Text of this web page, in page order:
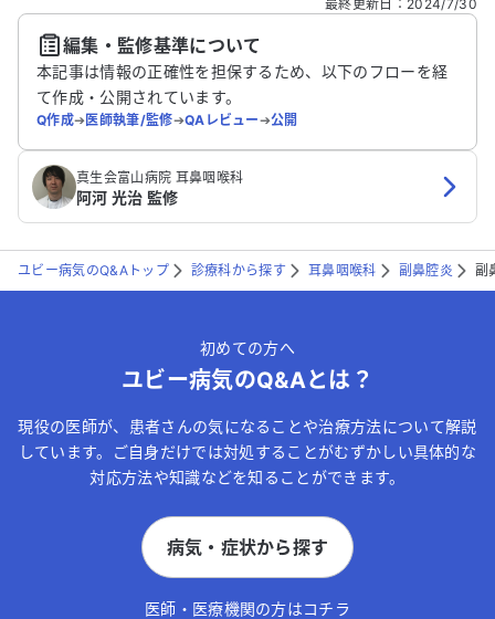
送信する
最終更新日 ： 2024/7/30
編集・監修基準について
本記事は情報の正確性を担保するため、以下のフローを経
て作成・公開されています。
Q作成➔医師執筆/監修➔QAレビュー➔公開
真生会富山病院 耳鼻咽喉科
阿河 光治 監修
ユビー病気のQ&Aトップ 診療科から探す 耳鼻咽喉科 副鼻腔炎 副
初めての方へ
ユビー病気のQ&Aとは？
現役の医師が、患者さんの気になることや治療方法について解説
しています。ご自身だけでは対処することがむずかしい具体的な
対応方法や知識などを知ることができます。
病気・症状から探す
医師・医療機関の方はコチラ